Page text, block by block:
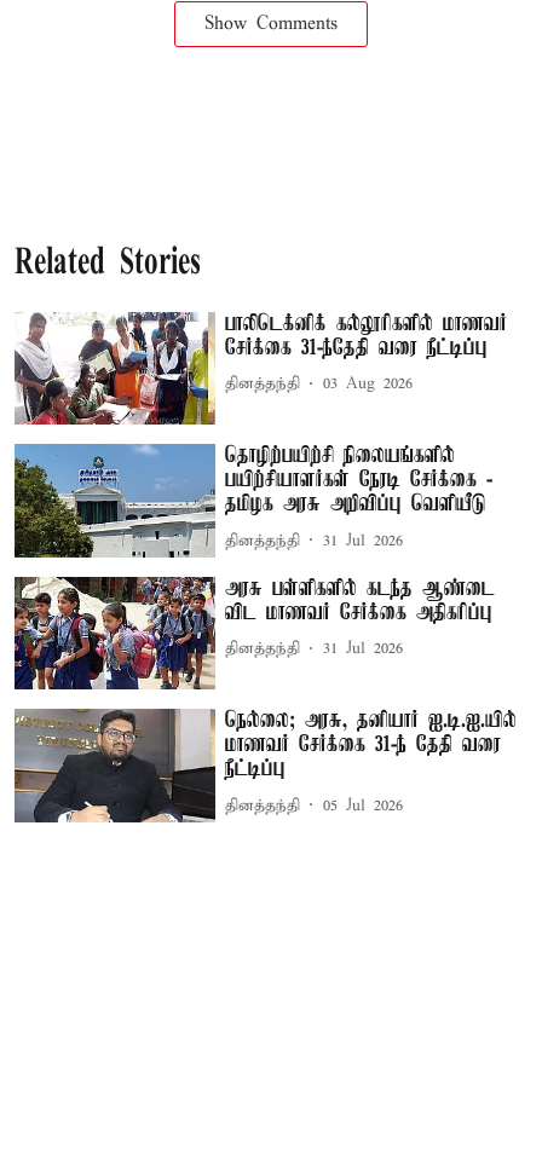
Show Comments
Related Stories
பாலிடெக்னிக் கல்லூரிகளில் மாணவர்
சேர்க்கை 31-ந்தேதி வரை நீட்டிப்பு
தினத்தந்தி 03 Aug 2026
தொழிற்பயிற்சி நிலையங்களில்
பயிற்சியாளர்கள் நேரடி சேர்க்கை -
தமிழக அரசு அறிவிப்பு வெளியீடு
தினத்தந்தி 31 Jul 2026
அரசு பள்ளிகளில் கடந்த ஆண்டை
விட மாணவர் சேர்க்கை அதிகரிப்பு
தினத்தந்தி 31 Jul 2026
நெல்லை; அரசு, தனியார் ஐ.டி.ஐ.யில்
மாணவர் சேர்க்கை 31-ந் தேதி வரை
நீட்டிப்பு
தினத்தந்தி 05 Jul 2026